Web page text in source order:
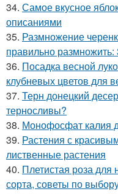
34. Самое вкусное
описаниями
35. Размножение
правильно размножить:
36. Посадка весной
клубневых цветов для
37. Терн донецкий
терносливы?
38. Монофосфат калия
39. Растения с
лиственные растения
40. Плетистая роза
сорта, советы по